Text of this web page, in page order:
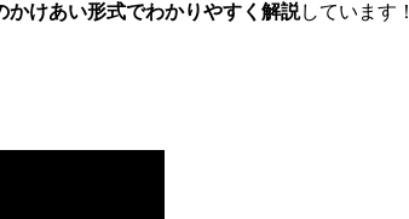
かけあい形式でわかりやすく解説しています！